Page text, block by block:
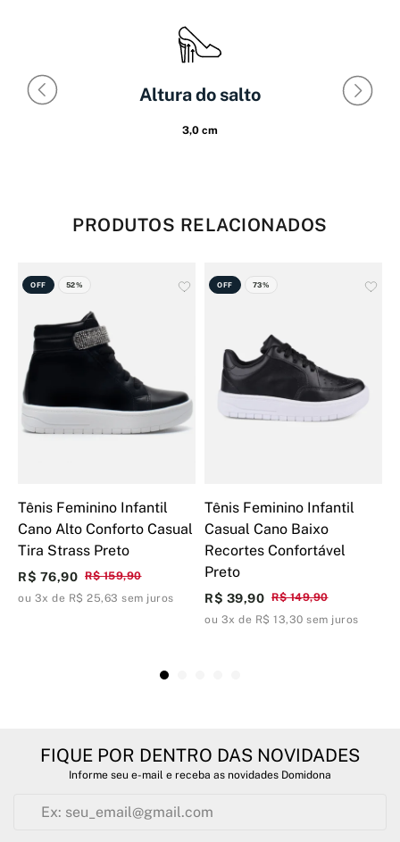
Altura do salto
3,0 cm
PRODUTOS RELACIONADOS
OFF 52%
Tênis Feminino Infantil
Cano Alto Conforto Casual
Tira Strass Preto
R$ 159,90
R$ 76,90
ou 3x de R$ 25,63 sem juros
OFF 73%
Tênis Feminino Infantil
Casual Cano Baixo
Recortes Confortável
Preto
R$ 149,90
R$ 39,90
ou 3x de R$ 13,30 sem juros
FIQUE POR DENTRO DAS NOVIDADES
Informe seu e-mail e receba as novidades Domidona